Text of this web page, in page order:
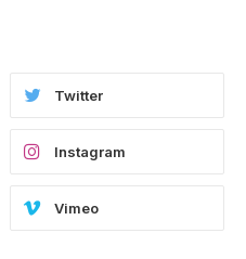
Twitter
Instagram
Vimeo